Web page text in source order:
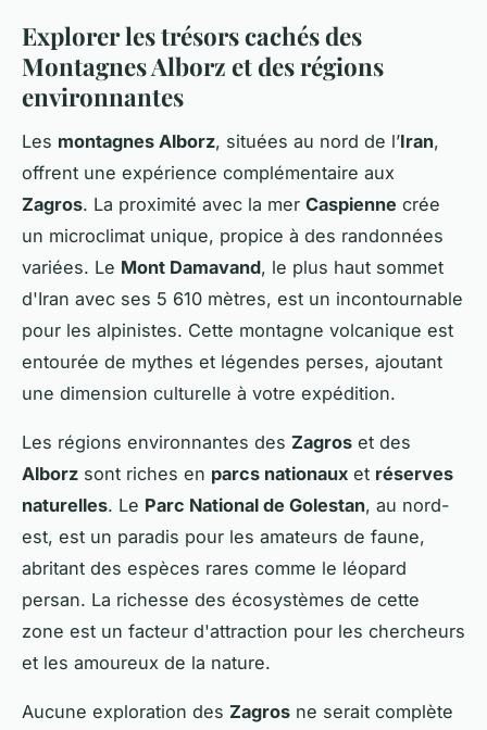
Explorer les trésors cachés des
Montagnes Alborz et des régions
environnantes
Les montagnes Alborz, situées au nord de l’Iran,
offrent une expérience complémentaire aux
Zagros. La proximité avec la mer Caspienne crée
un microclimat unique, propice à des randonnées
variées. Le Mont Damavand, le plus haut sommet
d'Iran avec ses 5 610 mètres, est un incontournable
pour les alpinistes. Cette montagne volcanique est
entourée de mythes et légendes perses, ajoutant
une dimension culturelle à votre expédition.
Les régions environnantes des Zagros et des
Alborz sont riches en parcs nationaux et réserves
naturelles. Le Parc National de Golestan, au nord-
est, est un paradis pour les amateurs de faune,
abritant des espèces rares comme le léopard
persan. La richesse des écosystèmes de cette
zone est un facteur d'attraction pour les chercheurs
et les amoureux de la nature.
Aucune exploration des Zagros ne serait complète